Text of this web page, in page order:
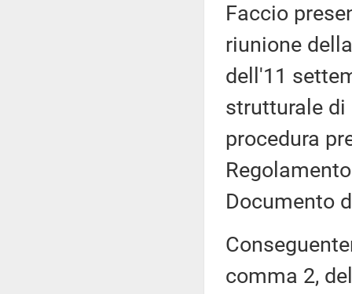
Faccio
riunione
dell'11
strutturale
procedura
Documento
comma 2,